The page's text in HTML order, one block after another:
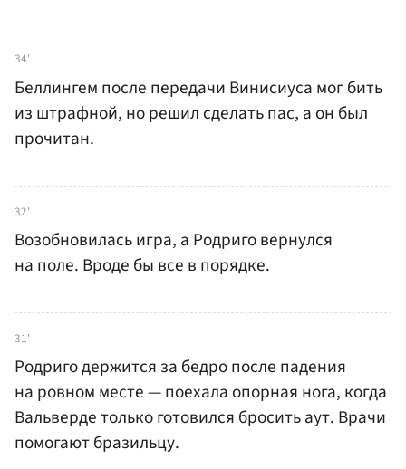
34'
Беллингем после передачи Винисиуса мог бить
из штрафной, но решил сделать пас, а он был
прочитан.
32'
Возобновилась игра, а Родриго вернулся
на поле. Вроде бы все в порядке.
31'
Родриго держится за бедро после падения
на ровном месте — поехала опорная нога, когда
Вальверде только готовился бросить аут. Врачи
помогают бразильцу.